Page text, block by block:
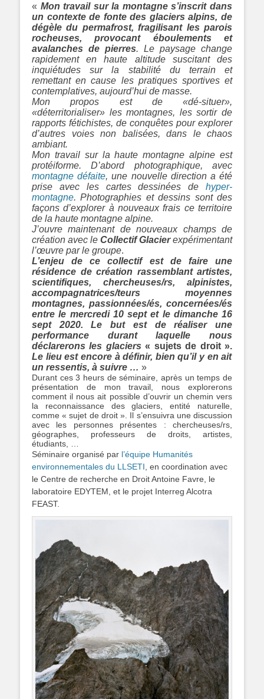
« Mon travail sur la montagne s’inscrit dans
un contexte de fonte des glaciers alpins, de
dégèle du permafrost, fragilisant les parois
rocheuses, provocant éboulements et
avalanches de pierres. Le paysage change
rapidement en haute altitude suscitant des
inquiétudes sur la stabilité du terrain et
remettant en cause les pratiques sportives et
contemplatives, aujourd’hui de masse.
Mon propos est de «dé-situer»,
«déterritorialiser» les montagnes, les sortir de
rapports fétichistes, de conquêtes pour explorer
d’autres voies non balisées, dans le chaos
ambiant.
Mon travail sur la haute montagne alpine est
protéiforme. D’abord photographique, avec
montagne défaite, une nouvelle direction a été
prise avec les cartes dessinées de hyper-
montagne. Photographies et dessins sont des
façons d’explorer à nouveaux frais ce territoire
de la haute montagne alpine.
J’ouvre maintenant de nouveaux champs de
création avec le Collectif Glacierexpérimentant
l’œuvre par le groupe.
L’enjeu de ce collectif est de faire une
résidence de création rassemblant artistes,
scientifiques, chercheuses/rs, alpinistes,
accompagnatrices/teurs moyennes
montagnes, passionnées/és, concernées/és
entre le mercredi 10 sept et le dimanche 16
sept 2020. Le but est de réaliser une
performance durant laquelle nous
déclarerons les glaciers « sujets de droit ».
Le lieu est encore à définir, bien qu’il y en ait
un ressentis, à suivre … »
Durant ces 3 heurs de séminaire, après un temps de
présentation de mon travail, nous explorerons
comment il nous ait possible d’ouvrir un chemin vers
la reconnaissance des glaciers, entité naturelle,
comme « sujet de droit ». Il s’ensuivra une discussion
avec les personnes présentes : chercheuses/rs,
géographes, professeurs de droits, artistes,
étudiants, …
Séminaire organisé par l’équipe Humanités
environnementales du LLSETI , en coordination avec
le Centre de recherche en Droit Antoine Favre, le
laboratoire EDYTEM, et le projet Interreg Alcotra
FEAST.